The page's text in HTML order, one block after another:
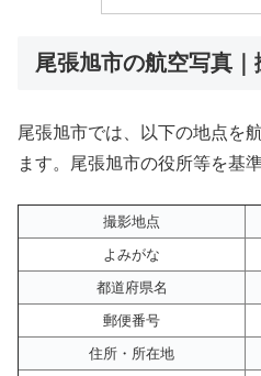
尾張旭市の航空写真｜
尾張旭市では、以下の地点を
ます。尾張旭市の役所等を基
撮影地点
よみがな
都道府県名
郵便番号
住所・所在地